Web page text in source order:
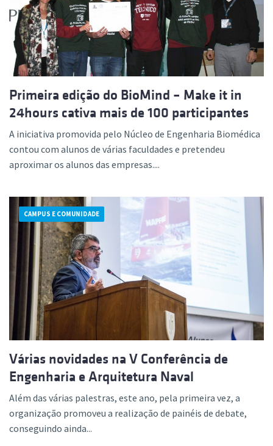
Primeira edição do BioMind – Make it in
24hours cativa mais de 100 participantes
A iniciativa promovida pelo Núcleo de Engenharia Biomédica
contou com alunos de várias faculdades e pretendeu
aproximar os alunos das empresas....
CAMPUS E COMUNIDADE
Várias novidades na V Conferência de
Engenharia e Arquitetura Naval
Além das várias palestras, este ano, pela primeira vez, a
organização promoveu a realização de painéis de debate,
conseguindo ainda...